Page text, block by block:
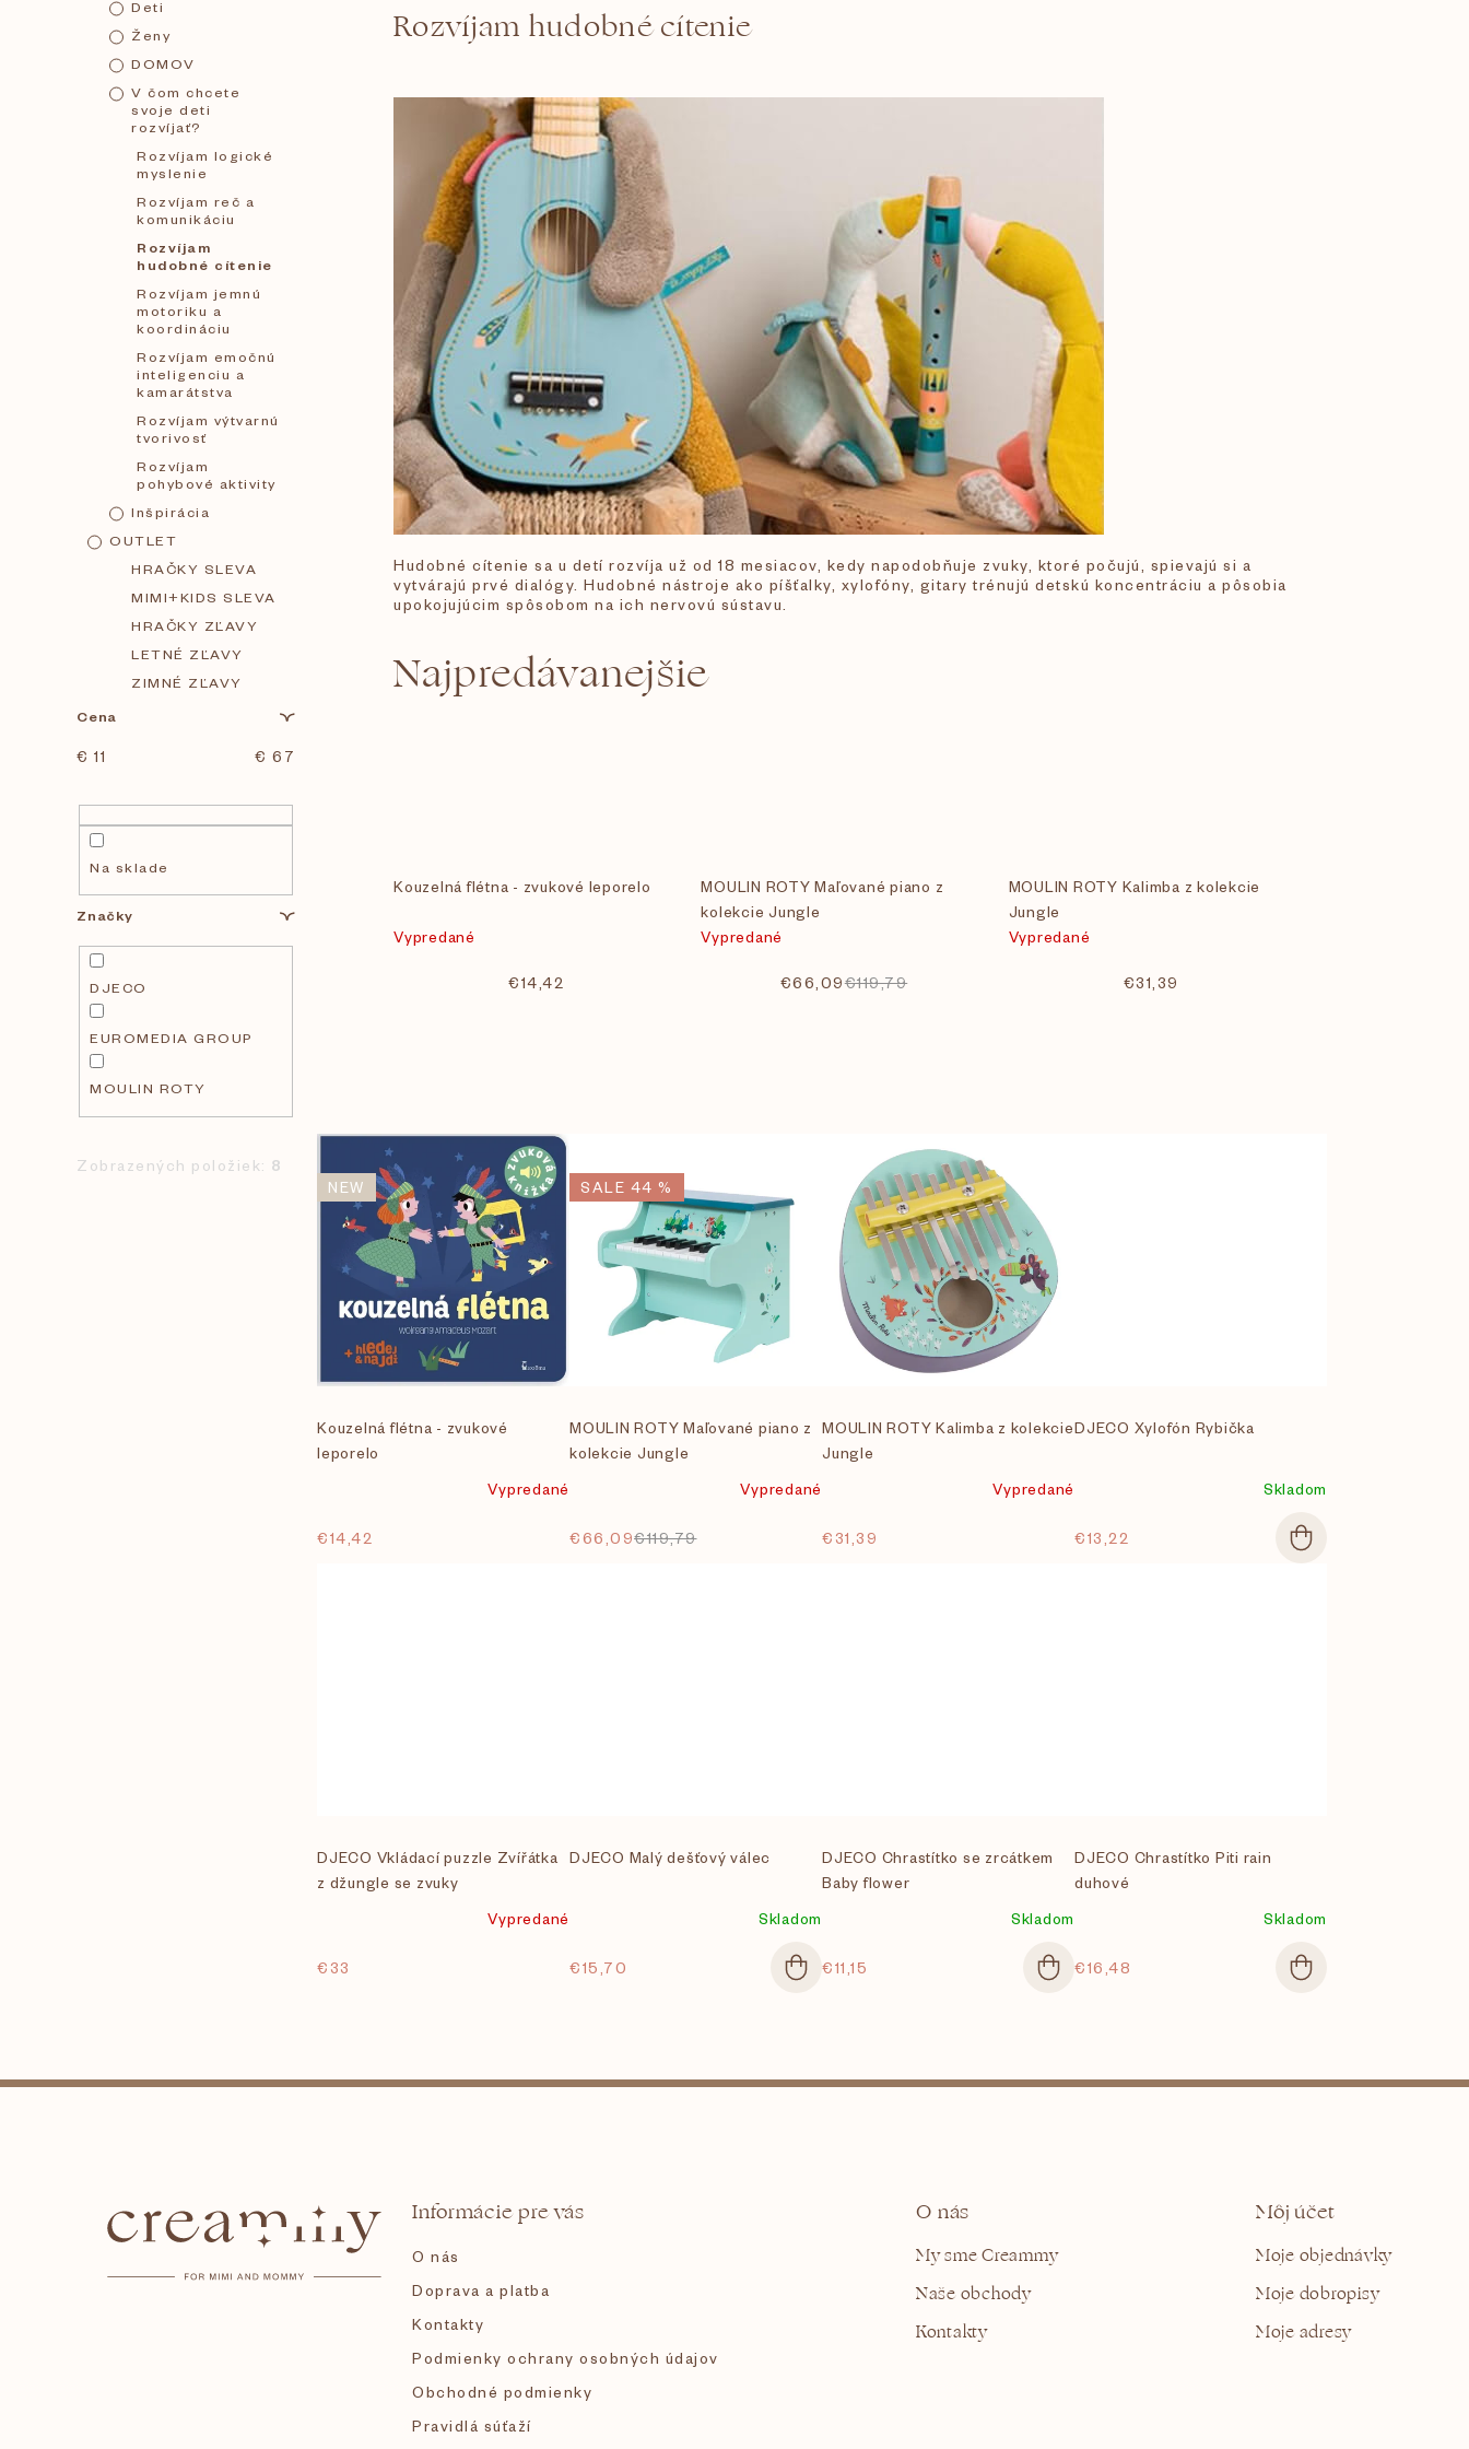
Deti
Ženy
DOMOV
V čom chcete
svoje deti
rozvíjať?
Rozvíjam logické
myslenie
Rozvíjam reč a
komunikáciu
Rozvíjam
hudobné cítenie
Rozvíjam jemnú
motoriku a
koordináciu
Rozvíjam emočnú
inteligenciu a
kamarátstva
Rozvíjam výtvarnú
tvorivosť
Rozvíjam
pohybové aktivity
Inšpirácia
OUTLET
HRAČKY SLEVA
MIMI+KIDS SLEVA
HRAČKY ZĽAVY
LETNÉ ZĽAVY
ZIMNÉ ZĽAVY
Cena
€ 11 € 67
Na sklade
Značky
DJECO
EUROMEDIA GROUP
MOULIN ROTY
Zobrazených položiek: 8
Rozvíjam hudobné cítenie
Hudobné cítenie sa u detí rozvíja už od 18 mesiacov, kedy napodobňuje zvuky, ktoré počujú, spievajú si a
vytvárajú prvé dialógy. Hudobné nástroje ako píšťalky, xylofóny, gitary trénujú detskú koncentráciu a pôsobia
upokojujúcim spôsobom na ich nervovú sústavu.
Najpredávanejšie
Kouzelná flétna - zvukové leporelo
Vypredané
€14,42
MOULIN ROTY Maľované piano z
kolekcie Jungle
Vypredané
€66,09€119,79
MOULIN ROTY Kalimba z kolekcie
Jungle
Vypredané
€31,39
V
ý
s
p
o
NEW
Kouzelná flétna - zvukové
leporelo
Vypredané
€14,42
SALE 44 %
MOULIN ROTY Maľované piano z
kolekcie Jungle
Vypredané
€66,09€119,79
MOULIN ROTY Kalimba z kolekcie
Jungle
Vypredané
€31,39
DJECO Xylofón Rybička
Skladom
€13,22
DJECO Vkládací puzzle Zvířátka
z džungle se zvuky
Vypredané
€33
DJECO Malý dešťový válec
Skladom
€15,70
DJECO Chrastítko se zrcátkem
Baby flower
Skladom
€11,15
DJECO Chrastítko Piti rain
duhové
Skladom
€16,48
v
l
Informácie pre vás
O nás
Doprava a platba
Kontakty
Podmienky ochrany osobných údajov
Obchodné podmienky
Pravidlá súťaží
O nás
My sme Creammy
Naše obchody
Kontakty
Môj účet
Moje objednávky
Moje dobropisy
Moje adresy